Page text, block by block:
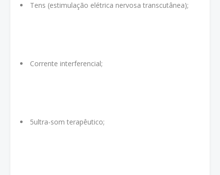
Tens (estimulação elétrica nervosa transcutânea);
Corrente interferencial;
5ultra-som terapêutico;